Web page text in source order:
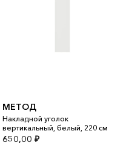
МЕТОД
Накладной уголок
вертикальный, белый, 220 см
650,00 ₽